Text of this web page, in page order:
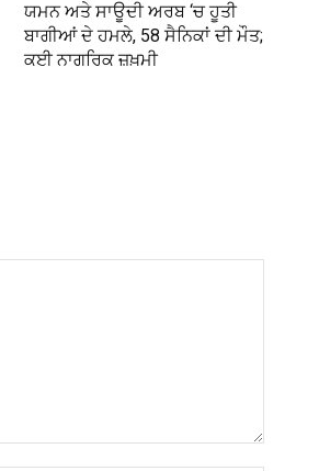
ਯਮਨ ਅਤੇ ਸਾਊਦੀ ਅਰਬ ‘ਚ ਹੂਤੀ
ਬਾਗੀਆਂ ਦੇ ਹਮਲੇ, 58 ਸੈਨਿਕਾਂ ਦੀ ਮੌਤ;
ਕਈ ਨਾਗਰਿਕ ਜ਼ਖ਼ਮੀ